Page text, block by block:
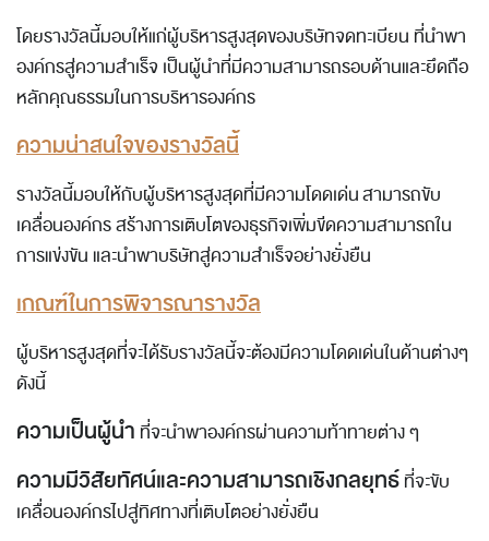
โดยรางวัลนี้มอบให้แก่ผู้บริหารสูงสุดของบริษัทจดทะเบียน ที่นำพา
องค์กรสู่ความสำเร็จ เป็นผู้นำที่มีความสามารถรอบด้านและยึดถือ
หลักคุณธรรมในการบริหารองค์กร
ความน่าสนใจของรางวัลนี้
รางวัลนี้มอบให้กับผู้บริหารสูงสุดที่มีความโดดเด่น สามารถขับ
เคลื่อนองค์กร สร้างการเติบโตของธุรกิจเพิ่มขีดความสามารถใน
การแข่งขัน และนำพาบริษัทสู่ความสำเร็จอย่างยั่งยืน
เกณฑ์ในการพิจารณารางวัล
ผู้บริหารสูงสุดที่จะได้รับรางวัลนี้จะต้องมีความโดดเด่นในด้านต่างๆ
ดังนี้
ความเป็นผู้นำ ที่จะนำพาองค์กรผ่านความท้าทายต่าง ๆ
ความมีวิสัยทัศน์และความสามารถเชิงกลยุทธ์ที่จะขับ
เคลื่อนองค์กรไปสู่ทิศทางที่เติบโตอย่างยั่งยืน